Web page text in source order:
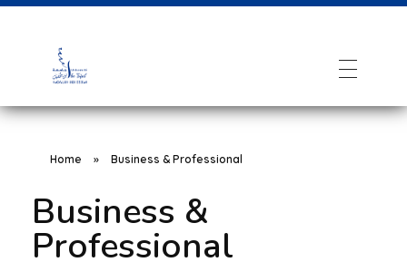
Home » Business & Professional
Business &
Professional